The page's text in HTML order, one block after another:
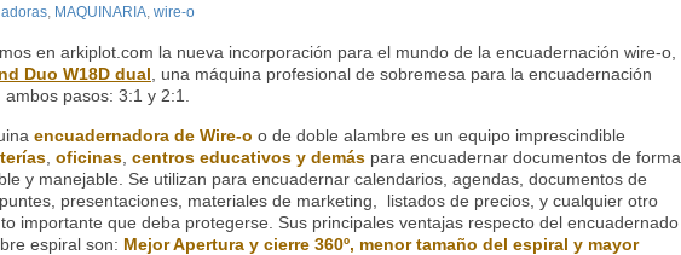
, MAQUINARIA, wire-o
en arkiplot.com la nueva incorporación para el mundo de la encuadernación wire-o,
Duo W18D dual , una máquina profesional de sobremesa para la encuadernación
ambos pasos: 3:1 y 2:1.
encuadernadora de Wire-o o de doble alambre es un equipo imprescindible
oficinas centros educativos y demás para encuadernar documentos de forma
y manejable. Se utilizan para encuadernar calendarios, agendas, documentos de
presentaciones, materiales de marketing, listados de precios, y cualquier otro
importante que deba protegerse. Sus principales ventajas respecto del encuadernado
espiral son: Mejor Apertura y cierre 360º, menor tamaño del espiral y mayor